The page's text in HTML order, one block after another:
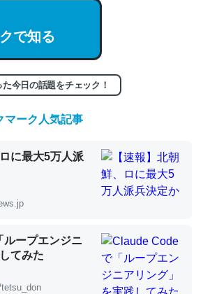
entry/2023/03/27
ついての考察（１） - conceptualization
「ずっと前の伏線」は回収されないけ
には多い分量。進化すればするほど分
ついての考察（１） - conceptualization
で知る
今日の話題をチェック！
マーク人気記事
に最大5万人派
ープエンジニ
てみた